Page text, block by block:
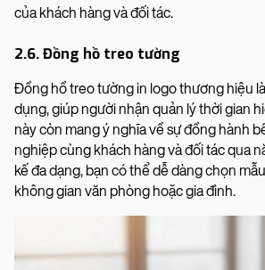
của khách hàng và đối tác.
2.6. Đồng hồ treo tường
Đồng hồ treo tường in logo thương hiệu
dụng, giúp người nhận quản lý thời gian
này còn mang ý nghĩa về sự đồng hành
nghiệp cùng khách hàng và đối tác qua
kế đa dạng, bạn có thể dễ dàng chọn
không gian văn phòng hoặc gia đình.